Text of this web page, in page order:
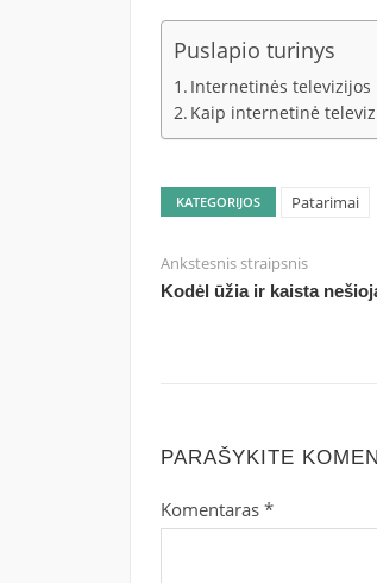
Puslapio turinys
Internetinės televizijos
Kaip internetinė
KATEGORIJOS Patarimai
Ankstesnis straipsnis
Kodėl ūžia ir kaista
PARAŠYKITE
Komentaras *